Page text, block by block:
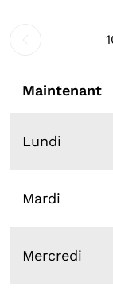
Maintenant
Lundi
Mardi
Mercredi